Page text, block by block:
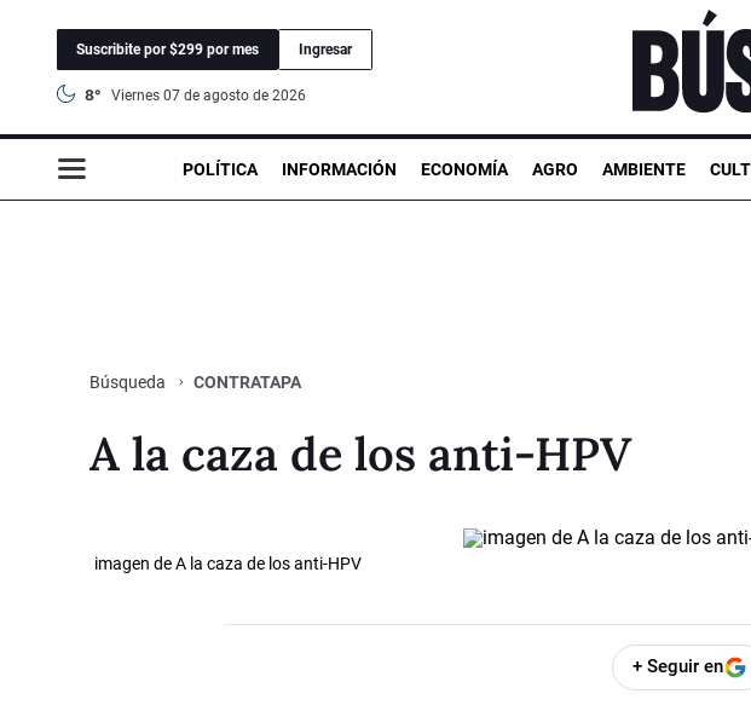
Suscribite por $299 por mes Ingresar
8° viernes 07 de agosto de 2026
POLÍTICA INFORMACIÓN ECONOMÍA AGRO AMBIENTE
Búsqueda CONTRATAPA
A la caza de los anti-HPV
imagen de A la caza de los anti-HPV
+ Seguir en